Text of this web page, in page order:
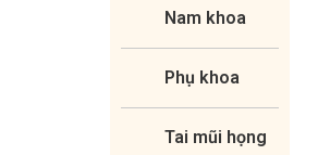
Nam khoa
Phụ khoa
Tai mũi họng